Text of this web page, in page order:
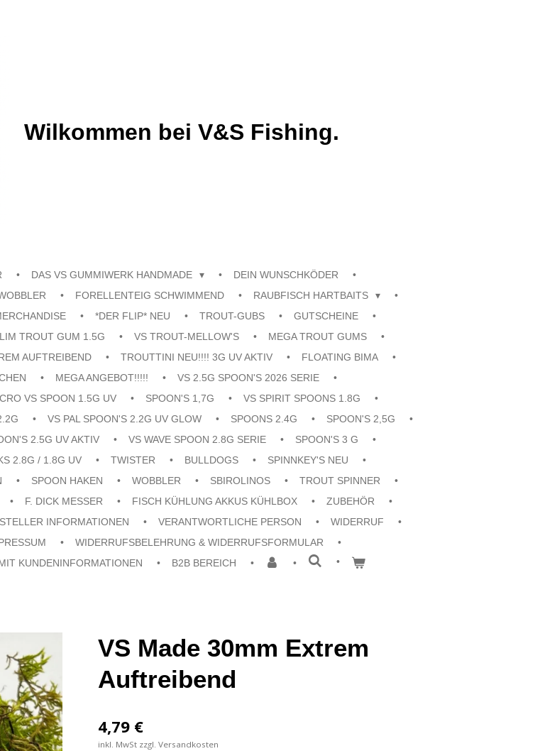
Wilkommen bei V&S Fishing.
DAS VS GUMMIWERK HANDMADE
DEIN WUNSCHKÖDER
FORELLENTEIG SCHWIMMEND
RAUBFISCH HARTBAITS
*DER FLIP* NEU TROUT-GUBS
GUTSCHEINE
TROUT GUM 1.5G VS TROUT-MELLOW'S
MEGA TROUT GUMS
AUFTREIBEND TROUTTINI NEU!!!! 3G UV AKTIV
FLOATING BIMA
MEGA ANGEBOT!!!!!
VS 2.5G SPOON'S 2026 SERIE
VS SPOON 1.5G UV SPOON'S 1,7G
VS SPIRIT SPOONS 1.8G
VS PAL SPOON'S 2.2G UV GLOW SPOONS 2.4G
SPOON'S 2,5G
2.5G UV AKTIV VS WAVE SPOON 2.8G SERIE
SPOON'S 3 G
2.8G / 1.8G UV TWISTER BULLDOGS
SPINNKEY'S NEU
SPOON HAKEN WOBBLER SBIROLINOS
TROUT SPINNER
F. DICK MESSER FISCH KÜHLUNG AKKUS KÜHLBOX
ZUBEHÖR
INFORMATIONEN VERANTWORTLICHE PERSON
WIDERRUF
WIDERRUFSBELEHRUNG & WIDERRUFSFORMULAR
KUNDENINFORMATIONEN
B2B BEREICH
VS Made 30mm Extrem
Auftreibend
4,79 €
inkl. MwSt zzgl. Versandkosten